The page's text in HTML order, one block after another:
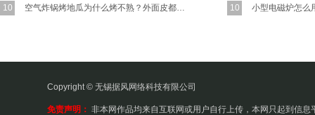
10 空气炸锅烤地瓜为什么烤不熟？外面皮都烤黑了！！ 10
Copyright © 无锡据风网络科技有限公司
免责声明： 非本网作品均来自互联网或用户自行上传，本网只起到信息